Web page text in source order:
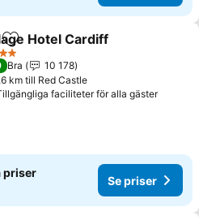
Lägg till i Mina Favoriter
Hotel Cardiff
Bra
10 178
km till Red Castle
faciliteter för alla gästerSe
priser
Se priser